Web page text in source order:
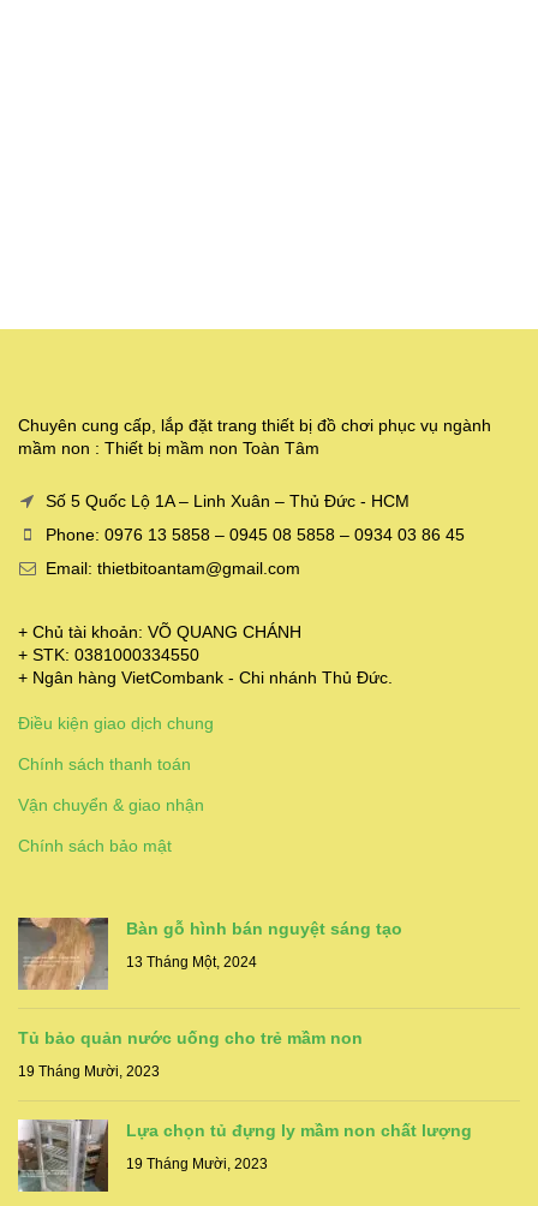
Chuyên cung cấp, lắp đặt trang thiết bị đồ chơi phục vụ ngành
mầm non : Thiết bị mầm non Toàn Tâm
Số 5 Quốc Lộ 1A – Linh Xuân – Thủ Đức - HCM
Phone: 0976 13 5858 – 0945 08 5858 – 0934 03 86 45
Email: thietbitoantam@gmail.com
+ Chủ tài khoản: VÕ QUANG CHÁNH
+ STK: 0381000334550
+ Ngân hàng VietCombank - Chi nhánh Thủ Đức.
Điều kiện giao dịch chung
Chính sách thanh toán
Vận chuyển & giao nhận
Chính sách bảo mật
Bàn gỗ hình bán nguyệt sáng tạo
13 Tháng Một, 2024
Tủ bảo quản nước uống cho trẻ mầm non
19 Tháng Mười, 2023
Lựa chọn tủ đựng ly mầm non chất lượng
19 Tháng Mười, 2023